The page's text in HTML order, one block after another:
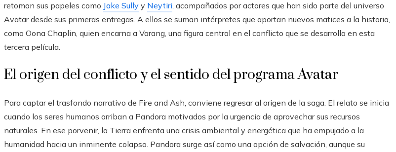
retoman sus papeles como Jake Sully y Neytiri, acompañados por actores que han sido parte del universo
Avatar desde sus primeras entregas. A ellos se suman intérpretes que aportan nuevos matices a la historia,
como Oona Chaplin, quien encarna a Varang, una figura central en el conflicto que se desarrolla en esta
tercera película.
El origen del conflicto y el sentido del programa Avatar
Para captar el trasfondo narrativo de Fire and Ash, conviene regresar al origen de la saga. El relato se inicia
cuando los seres humanos arriban a Pandora motivados por la urgencia de aprovechar sus recursos
naturales. En ese porvenir, la Tierra enfrenta una crisis ambiental y energética que ha empujado a la
humanidad hacia un inminente colapso. Pandora surge así como una opción de salvación, aunque su